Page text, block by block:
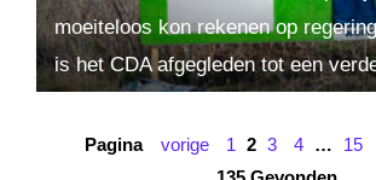
moeiteloos kon rekenen op
is het CDA afgegleden tot een
democraten hebben geen...
Pagina vorige 1 2 3 4 … 15